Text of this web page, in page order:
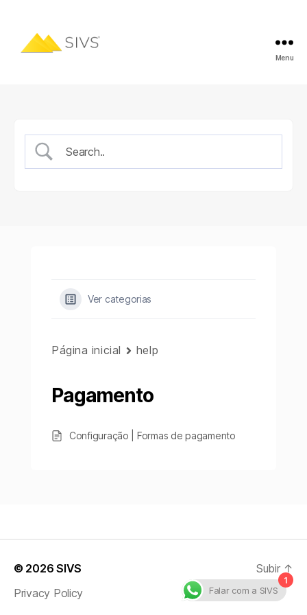
Menu
Ver categorias
Página inicial help
Pagamento
Configuração | Formas de pagamento
© 2026SIVS
Privacy Policy
Subir ↑
1
Falar com a SIVS